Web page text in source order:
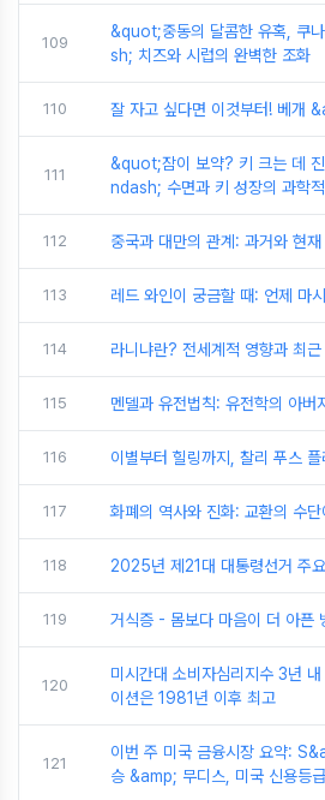
109
&quot;중동의 달콤한 유혹, 쿠
sh; 치즈와 시럽의 완벽한 조화
110 잘 자고 싶다면 이것부터! 베개
111
&quot;잠이 보약? 키 크는 데
ndash; 수면과 키 성장의 과학적
112 중국과 대만의 관계: 과거와 현재
113 레드 와인이 궁금할 때: 언제 마
114 라니냐란? 전세계적 영향과 최
115 멘델과 유전법칙: 유전학의 아버
116 이별부터 힐링까지, 찰리 푸스 플
117 화폐의 역사와 진화: 교환의 수단
118 2025년 제21대 대통령선거 주
119 거식증 - 몸보다 마음이 더 아픈
120
미시간대 소비자심리지수 3년
이션은 1981년 이후 최고
121
이번 주 미국 금융시장 요약:
승 &amp; 무디스, 미국 신용등